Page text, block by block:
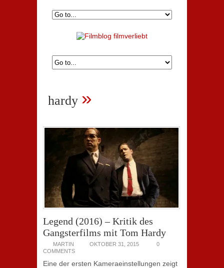
hardy »
Legend (2016) – Kritik des
Gangsterfilms mit Tom Hardy
MARTIN OKTOBER 31, 2015
0
COMMENTS
Eine der ersten Kameraeinstellungen zeigt